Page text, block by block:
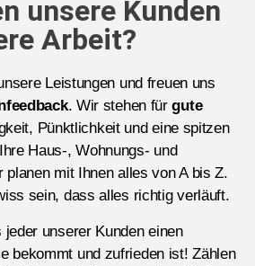
unsere Kunden
Arbeit?
Leistungen und freuen uns
. Wir stehen fürgute
Pünktlichkeit und eine spitzen
Haus-, Wohnungs- und
planen mit Ihnen alles von A bis Z.
sein, dass alles richtig verläuft.
unserer Kunden einen
bekommt und zufrieden ist! Zählen